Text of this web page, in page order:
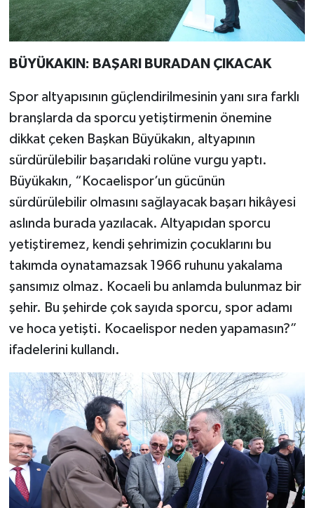
BÜYÜKAKIN: BAŞARI BURADAN ÇIKACAK
Spor altyapısının güçlendirilmesinin yanı sıra farklı
branşlarda da sporcu yetiştirmenin önemine
dikkat çeken Başkan Büyükakın, altyapının
sürdürülebilir başarıdaki rolüne vurgu yaptı.
Büyükakın, “Kocaelispor’un gücünün
sürdürülebilir olmasını sağlayacak başarı hikâyesi
aslında burada yazılacak. Altyapıdan sporcu
yetiştiremez, kendi şehrimizin çocuklarını bu
takımda oynatamazsak 1966 ruhunu yakalama
şansımız olmaz. Kocaeli bu anlamda bulunmaz bir
şehir. Bu şehirde çok sayıda sporcu, spor adamı
ve hoca yetişti. Kocaelispor neden yapamasın?”
ifadelerini kullandı.